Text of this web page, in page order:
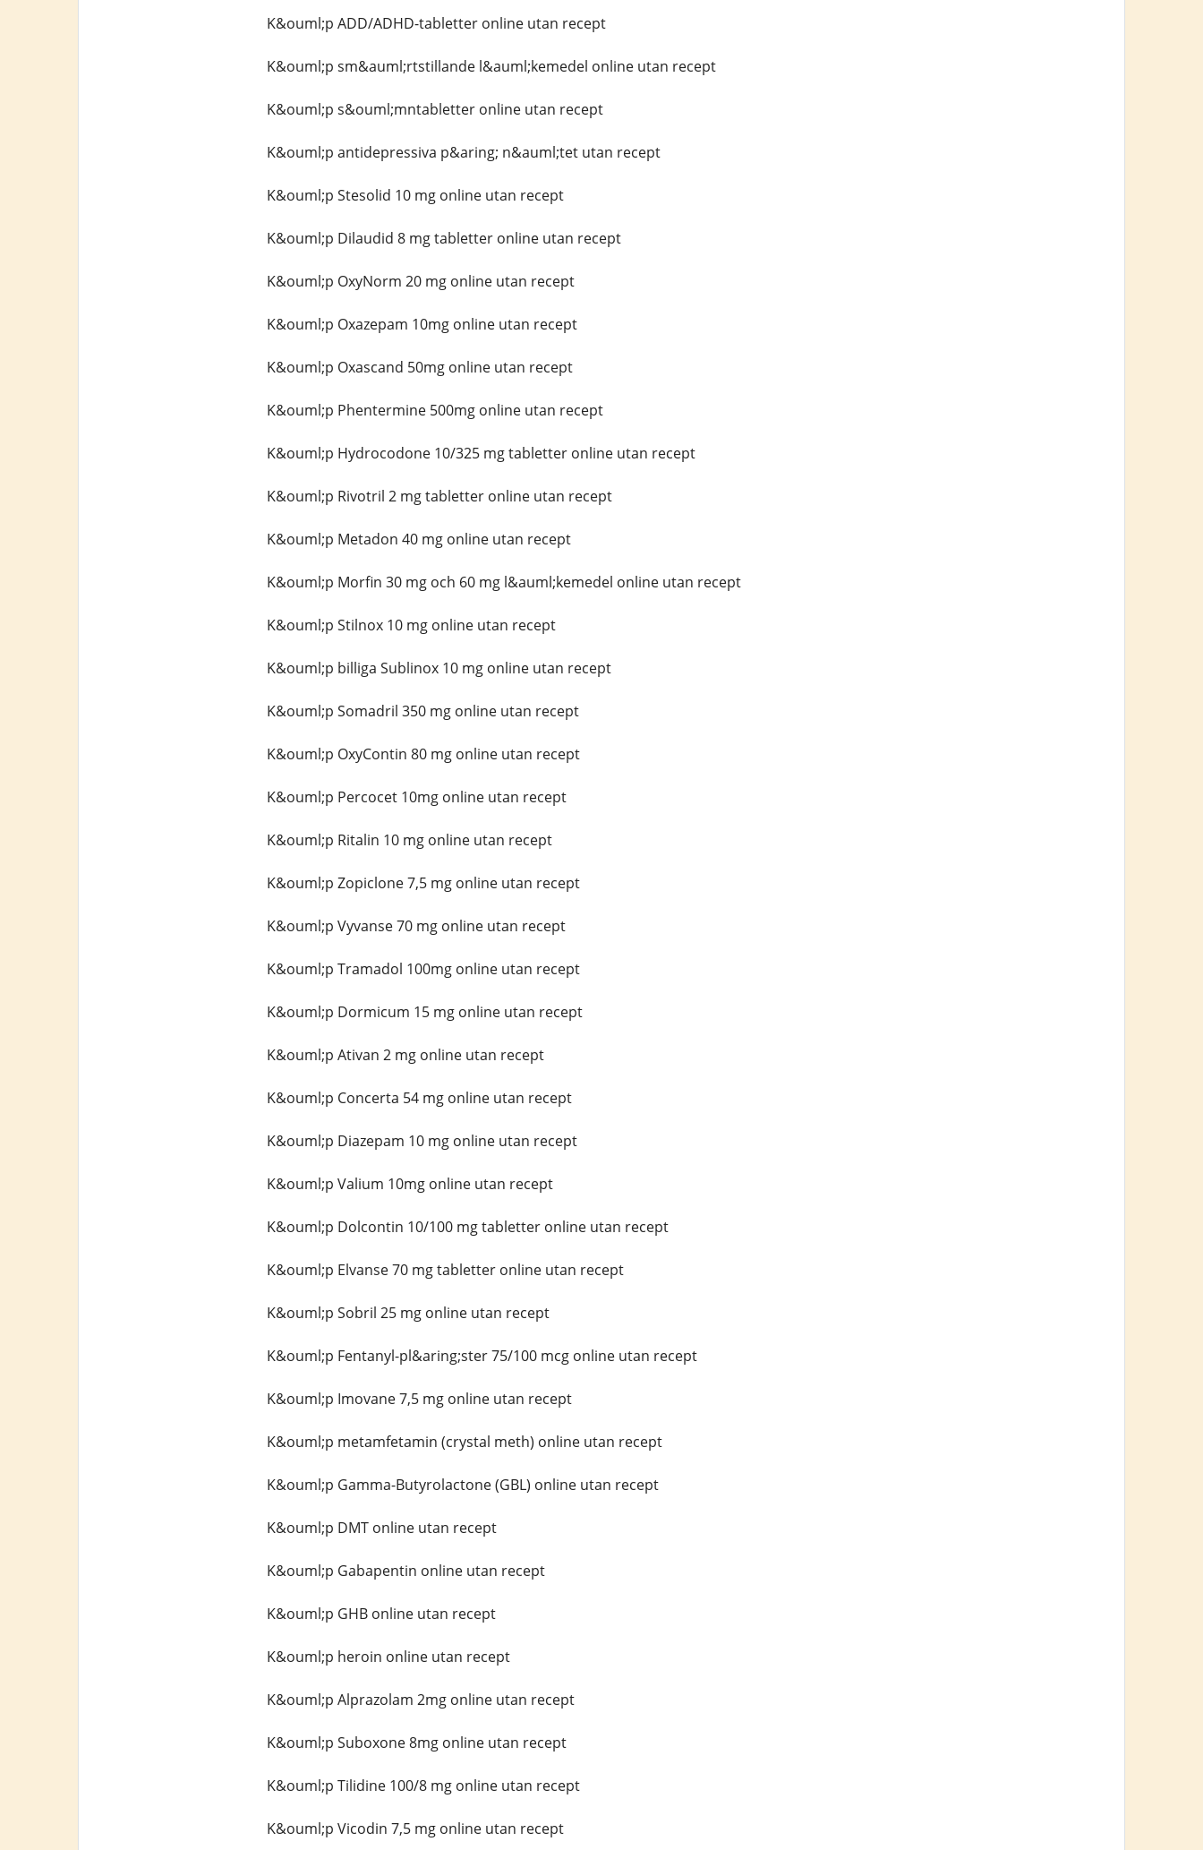
K&ouml;p ADD/ADHD-tabletter online utan recept
K&ouml;p sm&auml;rtstillande l&auml;kemedel online utan recept
K&ouml;p s&ouml;mntabletter online utan recept
K&ouml;p antidepressiva p&aring; n&auml;tet utan recept
K&ouml;p Stesolid 10 mg online utan recept
K&ouml;p Dilaudid 8 mg tabletter online utan recept
K&ouml;p OxyNorm 20 mg online utan recept
K&ouml;p Oxazepam 10mg online utan recept
K&ouml;p Oxascand 50mg online utan recept
K&ouml;p Phentermine 500mg online utan recept
K&ouml;p Hydrocodone 10/325 mg tabletter online utan recept
K&ouml;p Rivotril 2 mg tabletter online utan recept
K&ouml;p Metadon 40 mg online utan recept
K&ouml;p Morfin 30 mg och 60 mg l&auml;kemedel online utan recept
K&ouml;p Stilnox 10 mg online utan recept
K&ouml;p billiga Sublinox 10 mg online utan recept
K&ouml;p Somadril 350 mg online utan recept
K&ouml;p OxyContin 80 mg online utan recept
K&ouml;p Percocet 10mg online utan recept
K&ouml;p Ritalin 10 mg online utan recept
K&ouml;p Zopiclone 7,5 mg online utan recept
K&ouml;p Vyvanse 70 mg online utan recept
K&ouml;p Tramadol 100mg online utan recept
K&ouml;p Dormicum 15 mg online utan recept
K&ouml;p Ativan 2 mg online utan recept
K&ouml;p Concerta 54 mg online utan recept
K&ouml;p Diazepam 10 mg online utan recept
K&ouml;p Valium 10mg online utan recept
K&ouml;p Dolcontin 10/100 mg tabletter online utan recept
K&ouml;p Elvanse 70 mg tabletter online utan recept
K&ouml;p Sobril 25 mg online utan recept
K&ouml;p Fentanyl-pl&aring;ster 75/100 mcg online utan recept
K&ouml;p Imovane 7,5 mg online utan recept
K&ouml;p metamfetamin (crystal meth) online utan recept
K&ouml;p Gamma-Butyrolactone (GBL) online utan recept
K&ouml;p DMT online utan recept
K&ouml;p Gabapentin online utan recept
K&ouml;p GHB online utan recept
K&ouml;p heroin online utan recept
K&ouml;p Alprazolam 2mg online utan recept
K&ouml;p Suboxone 8mg online utan recept
K&ouml;p Tilidine 100/8 mg online utan recept
K&ouml;p Vicodin 7,5 mg online utan recept